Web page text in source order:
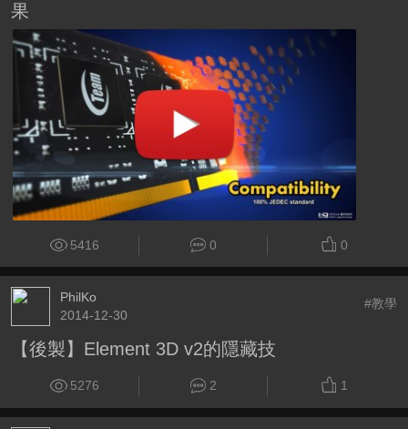
果
5416 0 0
PhilKo
2014-12-30
#教學
【後製】Element 3D v2的隱藏技
5276 2 1